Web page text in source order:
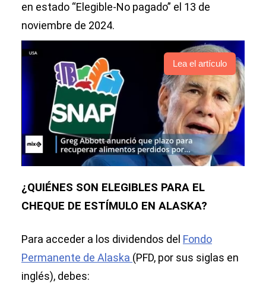
en estado “Elegible-No pagado” el 13 de
noviembre de 2024.
Lea el artículo
¿QUIÉNES SON ELEGIBLES PARA EL
CHEQUE DE ESTÍMULO EN ALASKA?
Para acceder a los dividendos del Fondo
Permanente de Alaska (PFD, por sus siglas en
inglés), debes: